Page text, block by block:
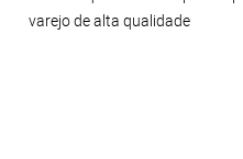
varejo de alta qualidade